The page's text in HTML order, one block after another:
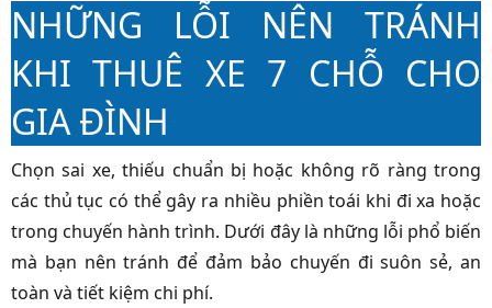
NHỮNG LỖI NÊN TRÁNH
KHI THUÊ XE 7 CHỖ CHO
GIA ĐÌNH
Chọn sai xe, thiếu chuẩn bị hoặc không rõ ràng trong
các thủ tục có thể gây ra nhiều phiền toái khi đi xa hoặc
trong chuyến hành trình. Dưới đây là những lỗi phổ biến
mà bạn nên tránh để đảm bảo chuyến đi suôn sẻ, an
toàn và tiết kiệm chi phí.